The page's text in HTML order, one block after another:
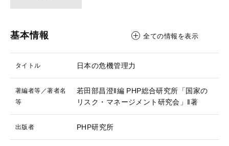
基本情報 全ての情報を表示
タイトル 日本の危機管理力
著編者等／著者名
等
若田部昌澄‖編 PHP総合研究所「国家の
リスク・マネージメント研究会」‖著
出版者 PHP研究所